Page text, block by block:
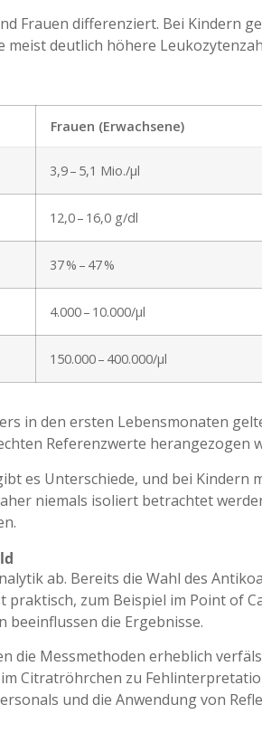
Frauen differenziert. Bei Kindern
deutlich höhere
Frauen (Erwachsene)
3,9 – 5,1 Mio./µl
12,0 – 16,0 g/dl
37 % – 47 %
4.000 – 10.000/µl
150.000 – 400.000/µl
in den ersten Lebensmonaten
Referenzwerte herangezogen
es Unterschiede, und bei
niemals isoliert betrachtet
ab. Bereits die Wahl des
zum Beispiel im Point of
die Ergebnisse.
Messmethoden erheblich
Citratröhrchen zu
und die Anwendung von